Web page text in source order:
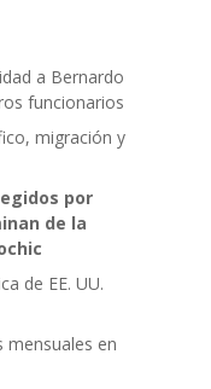
a Bernardo
funcionarios
migración y
por
de la
de EE. UU.
mensuales en